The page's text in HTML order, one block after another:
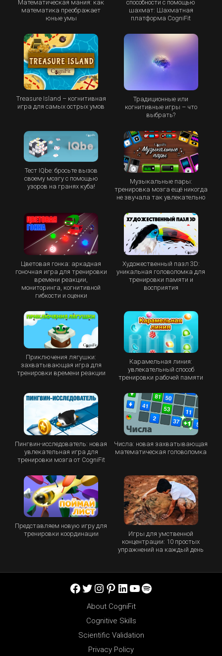
Математическая мания: как
математика преображает
юные умы
способности с помощью
шахмат: Шахматная
платформа CogniFit
Treasure Island – когнитивная
игра для самых острых умов
Традиционные или
когнитивные игры – что
выбрать?
Тест IQbe: бросьте вызов
своему мозгу с помощью
узоров на гранях куба!
Музыкальные пары:
тренировка мозга ещё никогда
не звучала так увлекательно
Цветовая гонка: аркадная
гоночная игра для тренировки
времени реакции,
мониторинга, когнитивной
гибкости и оценки
Художественный пазл 3D:
уникальная головоломка для
тренировки памяти и
восприятия
Приключения лягушки:
захватывающая игра для
тренировки времени реакции
Карамельная линия:
увлекательный способ
тренировки рабочей памяти
Пингвин-исследователь: новая
увлекательная игра для
тренировки мозга от CogniFit
Числа: новая захватывающая
математическая головоломка
Представляем новую игру для
тренировки координации
Игры для умственной
концентрации: 10 простых
упражнений на каждый день
Facebook
Twitter
Instagram
Pinterest
LinkedIn
YouTube
Spotify
About CogniFit
Cognitive Skills
Scientific Validation
Privacy Policy